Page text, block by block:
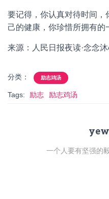
要记得，你认真对待时间，
己的健康，你珍惜所拥有的
来源：人民日报夜读·念念
分类： 励志鸡汤
Tags: 励志 励志鸡汤
一个人要有坚强的